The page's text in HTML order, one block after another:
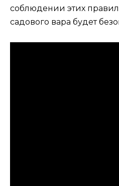
соблюдении этих
садового вара будет